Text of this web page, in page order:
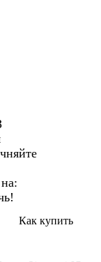
Как купить